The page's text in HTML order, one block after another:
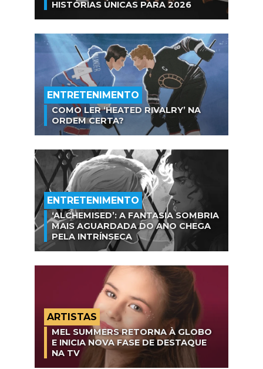
HISTÓRIAS ÚNICAS PARA 2026
ENTRETENIMENTO
COMO LER ‘HEATED RIVALRY’ NA
ORDEM CERTA?
ENTRETENIMENTO
‘ALCHEMISED’: A FANTASIA SOMBRIA
MAIS AGUARDADA DO ANO CHEGA
PELA INTRÍNSECA
ARTISTAS
MEL SUMMERS RETORNA À GLOBO
E INICIA NOVA FASE DE DESTAQUE
NA TV